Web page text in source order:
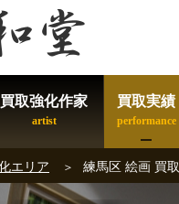
買取強化作家 買取実績
エリア 練馬区 絵画 買取